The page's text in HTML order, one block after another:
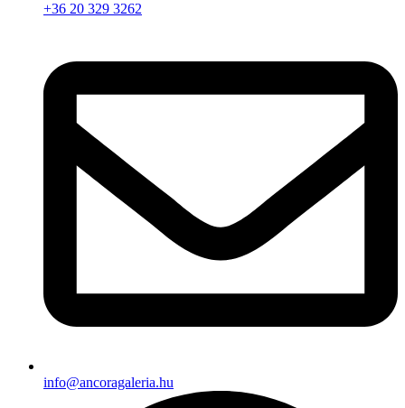
+36 20 329 3262
info@ancoragaleria.hu